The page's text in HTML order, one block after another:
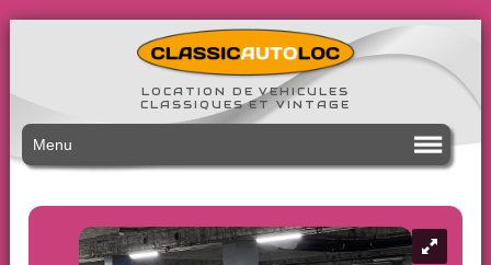
LOCATION DE VEHICULES
CLASSIQUES ET VINTAGE
Menu